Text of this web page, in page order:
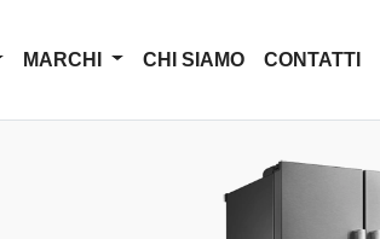
MARCHI CHI SIAMO CONTATTI